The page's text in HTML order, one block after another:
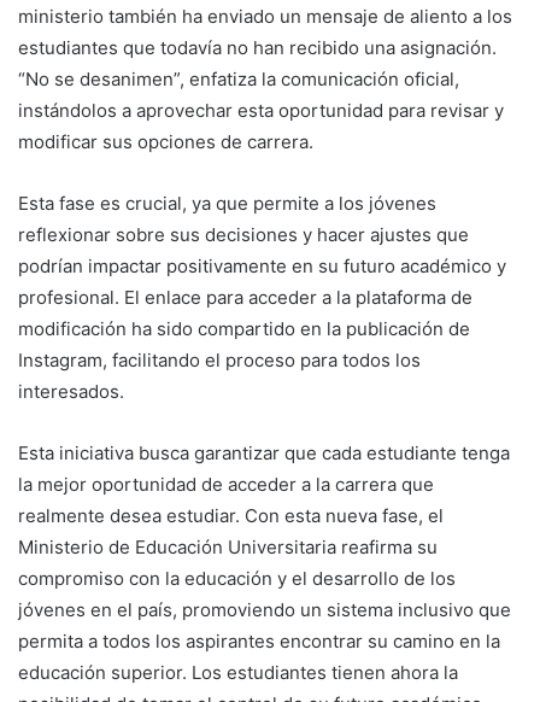
ministerio también ha enviado un mensaje de aliento a los
estudiantes que todavía no han recibido una asignación.
“No se desanimen”, enfatiza la comunicación oficial,
instándolos a aprovechar esta oportunidad para revisar y
modificar sus opciones de carrera.
Esta fase es crucial, ya que permite a los jóvenes
reflexionar sobre sus decisiones y hacer ajustes que
podrían impactar positivamente en su futuro académico y
profesional. El enlace para acceder a la plataforma de
modificación ha sido compartido en la publicación de
Instagram, facilitando el proceso para todos los
interesados.
Esta iniciativa busca garantizar que cada estudiante tenga
la mejor oportunidad de acceder a la carrera que
realmente desea estudiar. Con esta nueva fase, el
Ministerio de Educación Universitaria reafirma su
compromiso con la educación y el desarrollo de los
jóvenes en el país, promoviendo un sistema inclusivo que
permita a todos los aspirantes encontrar su camino en la
educación superior. Los estudiantes tienen ahora la